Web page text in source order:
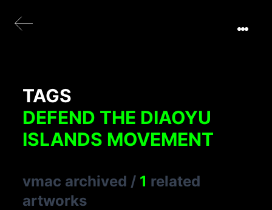
TAGS
DEFEND THE DIAOYU
ISLANDS MOVEMENT
vmac archived / 1 related
artworks